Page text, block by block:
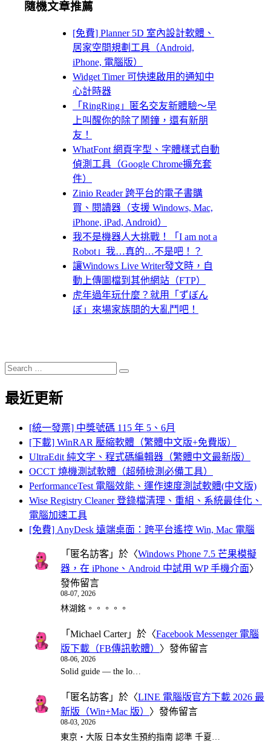
隨機文章推薦
[免費] Planner 5D 室內設計軟體、
居家空間規劃工具（Android,
iPhone, 電腦版）
Widget Timer 可快速啟用的通知中
心計時器
「RingRing」匿名交友新體驗～早
上叫醒你的除了鬧鐘，還有新朋
友！
WhatFont 網頁字型、字體樣式自動
偵測工具（Google Chrome擴充套
件）
Zinio Reader 跨平台的電子書購
買、閱讀器（支援 Windows, Mac,
iPhone, iPad, Android）
我不是機器人大挑戰！「I am not a
Robot」我…真的…不是吧！？
讓Windows Live Writer發文時，自
動上傳圖檔到其他網站（FTP）
虎年過年玩什麼？就用「ずぼん
ぼ」來場家族間的大亂鬥吧！
Search
for:
Search
最近更新
[統一發票] 中獎號碼 115 年 5、6月
[下載] WinRAR 壓縮軟體（繁體中文版+免費版）
UltraEdit 純文字、程式碼編輯器（繁體中文最新版）
OCCT 燒機測試軟體（超頻檢測必備工具）
PerformanceTest 電腦效能、運作速度測試軟體(中文版)
Wise Registry Cleaner 登錄檔清理、重組、系統最佳化、
電腦加速工具
[免費] AnyDesk 遠端桌面：跨平台遙控 Win, Mac 電腦
「 匿名訪客 」於〈Windows Phone 7.5 芒果模擬
器，在 iPhone、Android 中試用 WP 手機介面〉
發佈留言
08-07, 2026
林湖銘。。。。。
「 Michael Carter」於〈Facebook Messenger 電腦
版下載（FB傳訊軟體） 〉發佈留言
08-06, 2026
Solid guide — the lo…
「 匿名訪客 」於〈LINE 電腦版官方下載 2026 最
新版（Win+Mac 版） 〉發佈留言
08-03, 2026
東京・大阪 日本女生預約指南 認準 千夏…